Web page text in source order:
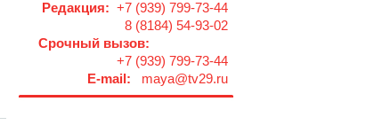
Редакция: +7 (939) 799-73-44
8 (8184) 54-93-02
Срочный вызов:
+7 (939) 799-73-44
E-mail: maya@tv29.ru